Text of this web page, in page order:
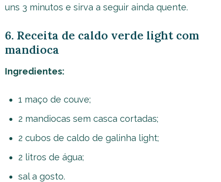
uns 3 minutos e sirva a seguir ainda quente.
6. Receita de caldo verde light com
mandioca
Ingredientes:
1 maço de couve;
2 mandiocas sem casca cortadas;
2 cubos de caldo de galinha light;
2 litros de água;
sal a gosto.